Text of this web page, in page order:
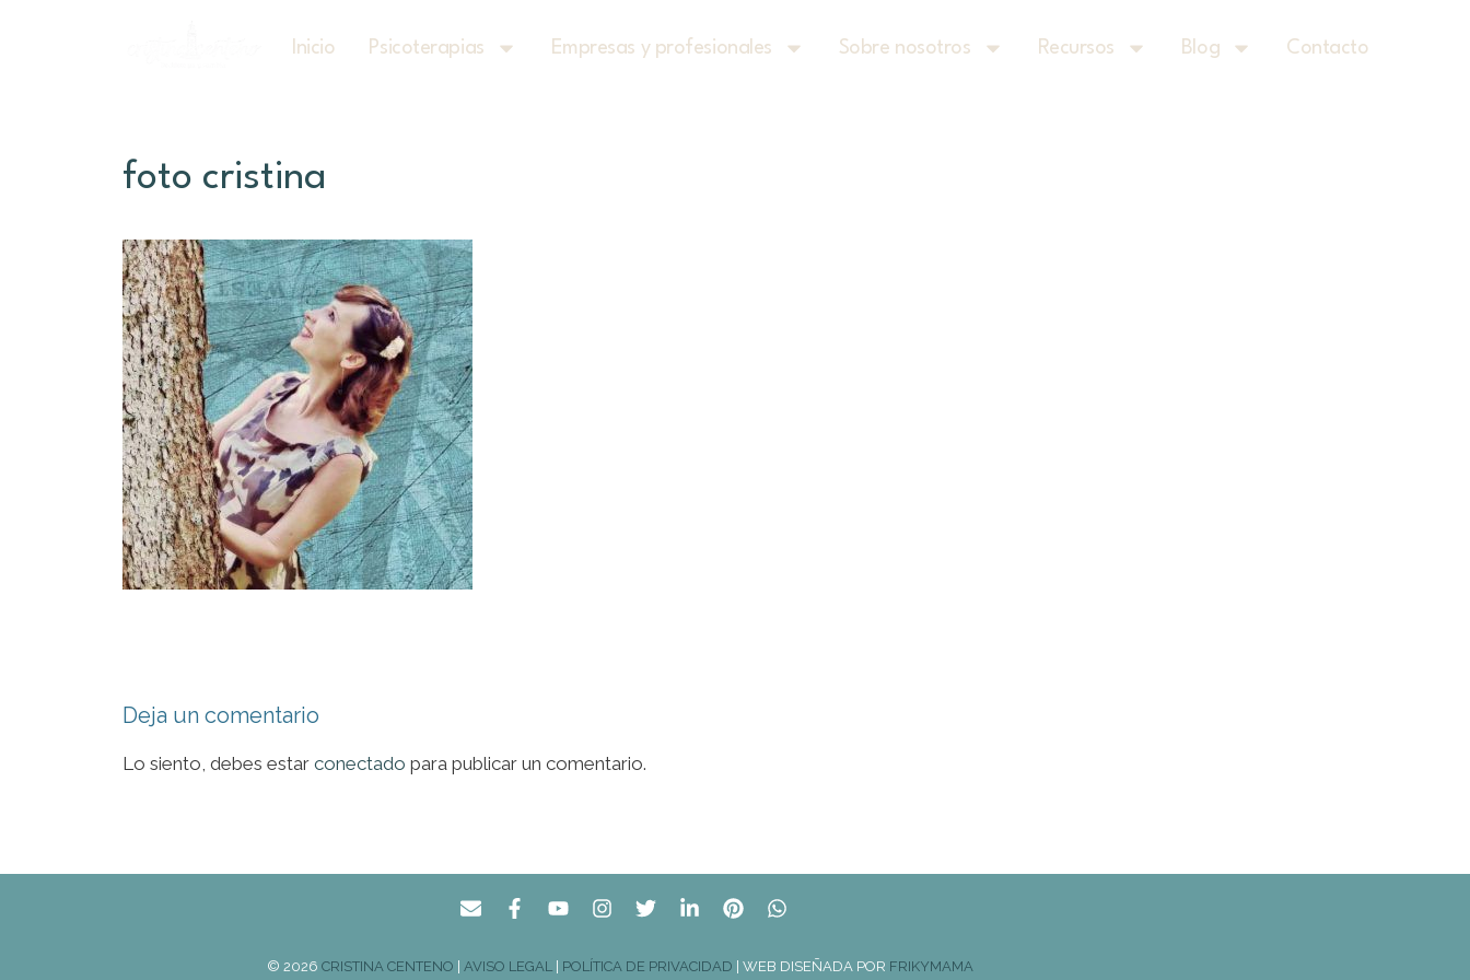
Inicio Psicoterapias Empresas y profesionales Sobre nosotros Recursos Blog Contacto
foto cristina
Deja un comentario
Lo siento, debes estar conectado para publicar un comentario.
© 2026 CRISTINA CENTENO | AVISO LEGAL | POLÍTICA DE PRIVACIDAD | WEB DISEÑADA POR FRIKYMAMA